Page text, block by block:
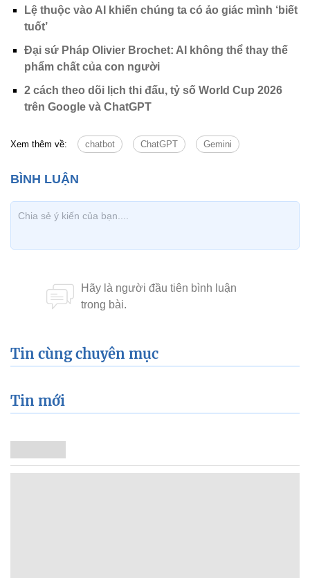
Lệ thuộc vào AI khiến chúng ta có ảo giác mình ‘biết
tuốt’
Đại sứ Pháp Olivier Brochet: AI không thể thay thế
phẩm chất của con người
2 cách theo dõi lịch thi đấu, tỷ số World Cup 2026
trên Google và ChatGPT
Xem thêm về: chatbot ChatGPT Gemini
Tin cùng chuyên mục
Tin mới